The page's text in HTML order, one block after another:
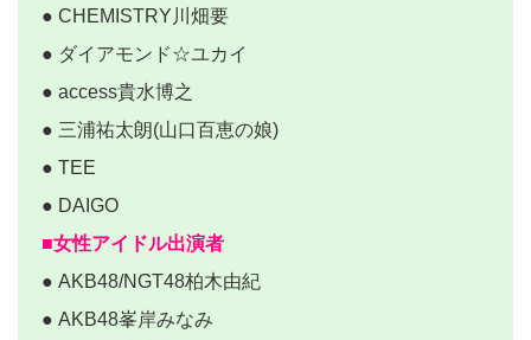
● CHEMISTRY川畑要
● ダイアモンド☆ユカイ
● access貴水博之
● 三浦祐太朗(山口百恵の娘)
● TEE
● DAIGO
■女性アイドル出演者
● AKB48/NGT48柏木由紀
● AKB48峯岸みなみ